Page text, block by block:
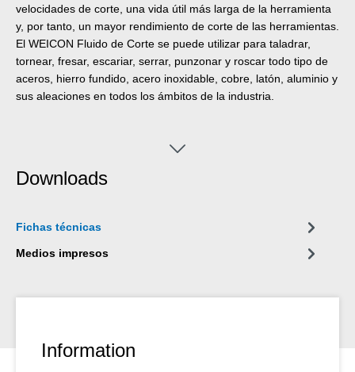
velocidades de corte, una vida útil más larga de la herramienta
y, por tanto, un mayor rendimiento de corte de las herramientas.
El WEICON Fluido de Corte se puede utilizar para taladrar,
tornear, fresar, escariar, serrar, punzonar y roscar todo tipo de
aceros, hierro fundido, acero inoxidable, cobre, latón, aluminio y
sus aleaciones en todos los ámbitos de la industria.
Downloads
Fichas técnicas
Medios impresos
Information